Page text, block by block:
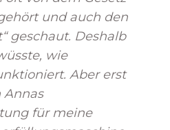
und auch den
geschaut. Deshalb
wie
Aber erst
Annas
für meine